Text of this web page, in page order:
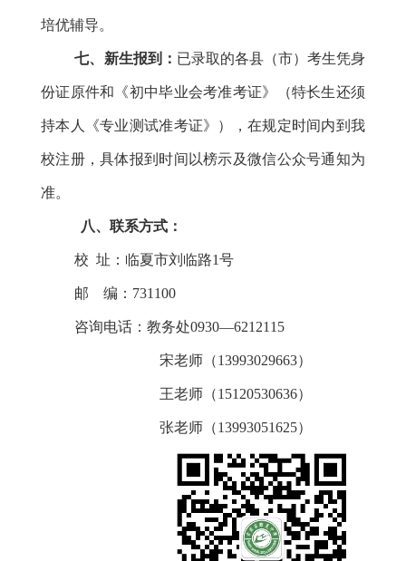
培优辅导。
七、新生报到： 已录取的各县（市）考生凭身
份证原件和《初中毕业会考准考证》（特长生还须
持本人《专业测试准考证》），在规定时间内到我
校注册，具体报到时间以榜示及微信公众号通知为
准。
八、联系方式：
校 址：临夏市刘临路1号
邮编： 731100
咨询电话：教务处0930—6212115
宋老师（13993029663）
王老师（15120530636）
张老师（13993051625）